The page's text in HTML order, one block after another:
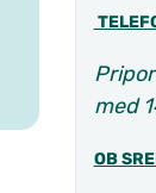
med
OB